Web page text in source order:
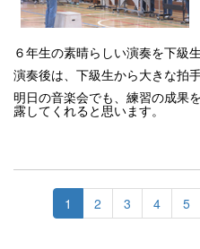
６年生の素晴らしい演奏を下級
演奏後は、下級生から大きな拍
明日の音楽会でも、練習の成果
露してくれると思います。
1 2 3 4 5